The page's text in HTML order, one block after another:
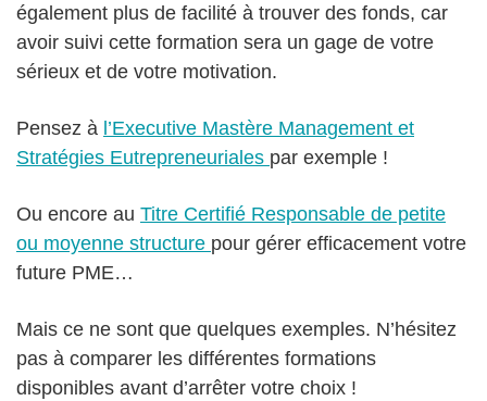
également plus de facilité à trouver des fonds, car
avoir suivi cette formation sera un gage de votre
sérieux et de votre motivation.
Pensez à l’Executive Mastère Management et
Stratégies Eutrepreneuriales par exemple !
Ou encore au Titre Certifié Responsable de petite
ou moyenne structure pour gérer efficacement votre
future PME…
Mais ce ne sont que quelques exemples. N’hésitez
pas à comparer les différentes formations
disponibles avant d’arrêter votre choix !